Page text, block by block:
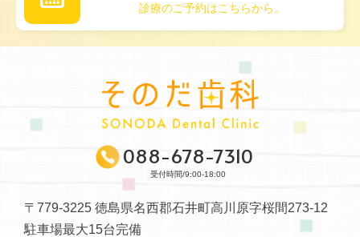
診療のご予約はこちらから。
088-678-7310
受付時間/9:00-18:00
〒779-3225 徳島県名西郡石井町高川原字桜間273-12
駐車場最大15台完備